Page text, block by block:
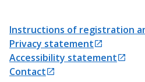
Instructions of registration
Opens in a new tab
Privacy statement
Opens in a new tab
Accessibility statement
Opens in a new tab
Contact
Opens in a new tab